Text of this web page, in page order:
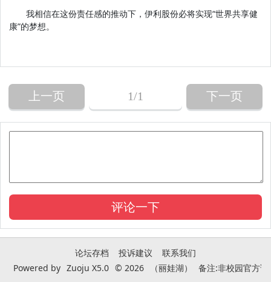
我相信在这份责任感的推动下，伊利股份必将实现“世界共享健
康”的梦想。
上一页 1/1 下一页
论坛存档 投诉建议
联系我们
Powered by Zuoju X5.0 © 2026 （丽娃湖） 备注:非校园官方论